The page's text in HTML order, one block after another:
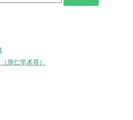
厚仁学术哥）